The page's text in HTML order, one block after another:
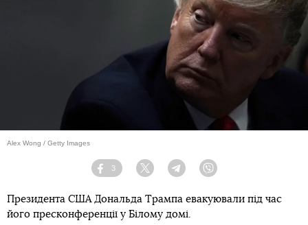
Alex Wong / Getty Images
Facebook
3
Twitter TelegramViber
Президента США Дональда Трампа евакуювали під час
його пресконференції у Білому домі.